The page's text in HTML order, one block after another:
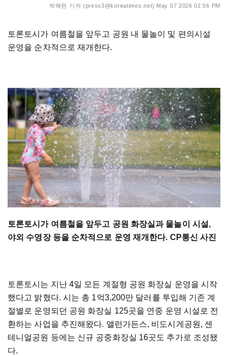
박해련 기자 (press3@koreatimes.net) May 07 2026 02:56 PM
토론토시가 여름철을 앞두고 공원 내 물놀이 및 편의시설
운영을 순차적으로 재개한다.
토론토시가 여름철을 앞두고 공원 화장실과 물놀이 시설,
야외 수영장 등을 순차적으로 운영 재개한다. CP통신 사진
토론토시는 지난 4일 모든 계절형 공원 화장실 운영을 시작
했다고 밝혔다. 시는 총 1억3,200만 달러를 투입해 기존 계
절별로 운영되던 공원 화장실 125곳을 연중 운영 시설로 전
환하는 사업을 추진해왔다. 앨런가든스, 비도시게공원, 센
테니얼공원 등에는 신규 공중화장실 16곳도 추가로 조성됐
다.